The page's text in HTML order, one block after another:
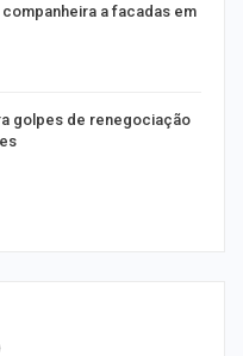
a facadas em
golpes de renegociação